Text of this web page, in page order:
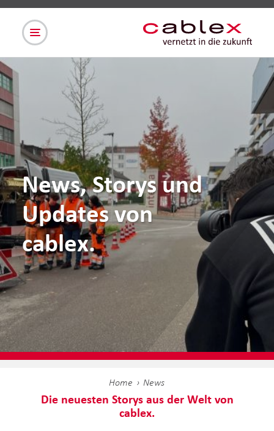
News, Storys und
Updates von
cablex.
Home News
Die neuesten Storys aus der Welt von
cablex.